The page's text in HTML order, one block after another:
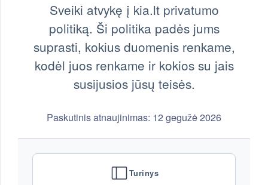
Sveiki atvykę į kia.lt privatumo
politiką. Ši politika padės jums
suprasti, kokius duomenis renkame,
kodėl juos renkame ir kokios su jais
susijusios jūsų teisės.
Paskutinis atnaujinimas: 12 gegužė 2026
Turinys